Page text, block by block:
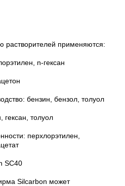
растворителей применяются:
n-гексан
бензин, бензол, толуол
гексан, толуол
перхлорэтилен,
SC40
Silcarbon может